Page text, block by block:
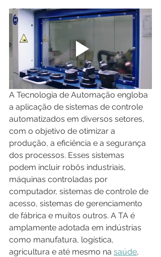
A Tecnologia de Automação engloba
a aplicação de sistemas de controle
automatizados em diversos setores,
com o objetivo de otimizar a
produção, a eficiência e a segurança
dos processos. Esses sistemas
podem incluir robôs industriais,
máquinas controladas por
computador, sistemas de controle de
acesso, sistemas de gerenciamento
de fábrica e muitos outros. A TA é
amplamente adotada em indústrias
como manufatura, logística,
agricultura e até mesmo na saúde,